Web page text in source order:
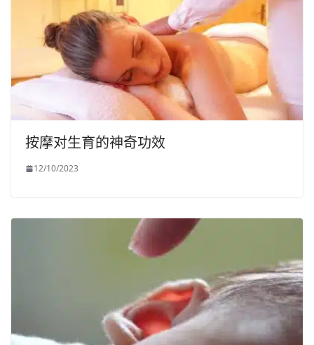
按摩对生育的神奇功效
12/10/2023